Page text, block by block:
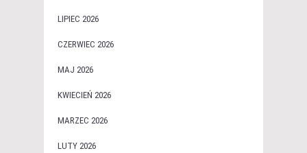
LIPIEC 2026
CZERWIEC 2026
MAJ 2026
KWIECIEŃ 2026
MARZEC 2026
LUTY 2026